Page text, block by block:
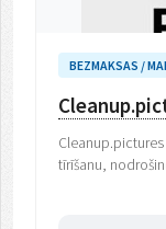
BEZMAKSAS /
tīrīšanu,